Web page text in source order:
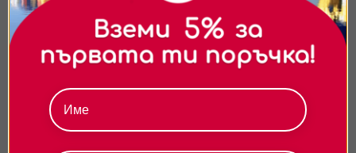
всички бисквитки, да откажете всички или да
изберете предпочитания.За повече информация
относно начина, по който обработваме вашите
поверителност.